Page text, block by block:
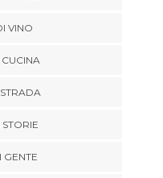
VINO
GENTE